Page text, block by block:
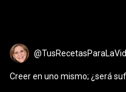
Creer en uno mismo; ¿será